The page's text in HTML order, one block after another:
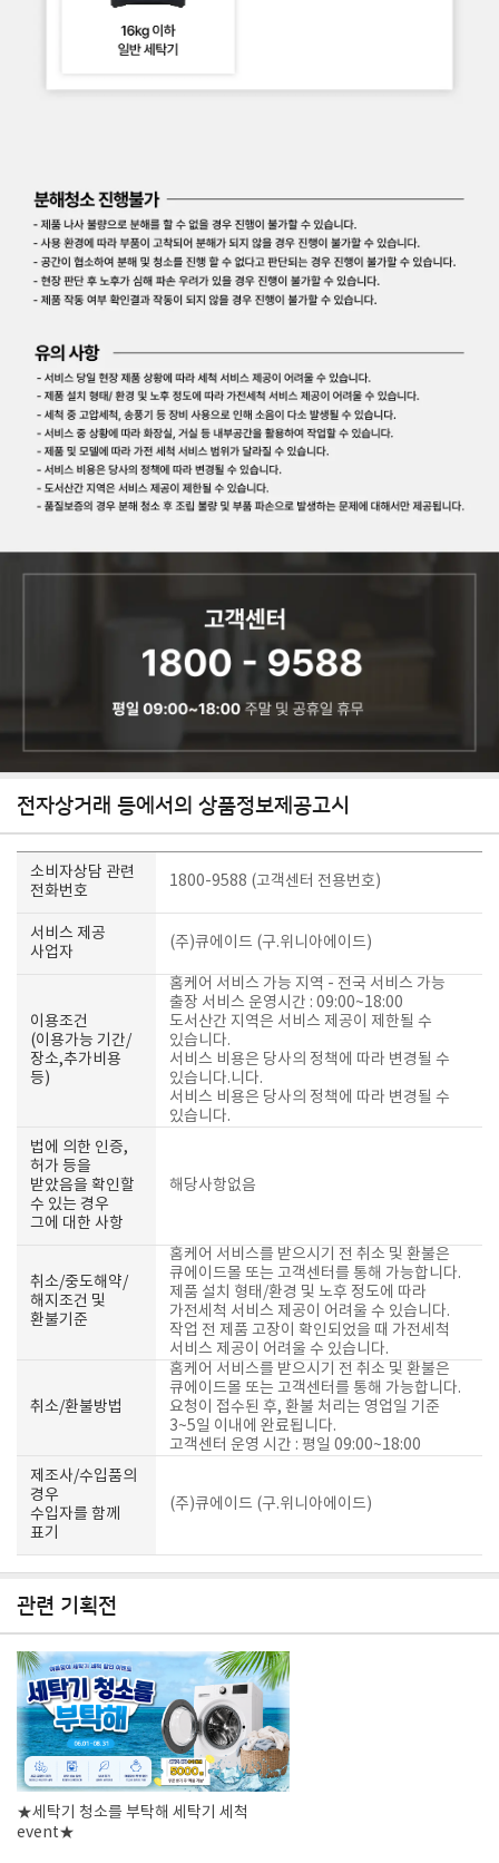
전자상거래 등에서의 상품정보제공고시
소비자상담 관련
전화번호
1800-9588 (고객센터 전용번호)
서비스 제공
사업자
(주)큐에이드 (구.위니아에이드)
이용조건
(이용가능 기간/
장소,추가비용
등)
홈케어 서비스 가능 지역 - 전국 서비스 가능
출장 서비스 운영시간 : 09:00~18:00
도서산간 지역은 서비스 제공이 제한될 수
있습니다.
서비스 비용은 당사의 정책에 따라 변경될 수
있습니다.니다.
서비스 비용은 당사의 정책에 따라 변경될 수
있습니다.
법에 의한 인증,
허가 등을
받았음을 확인할
수 있는 경우
그에 대한 사항
해당사항없음
취소/중도해약/
해지조건 및
환불기준
홈케어 서비스를 받으시기 전 취소 및 환불은
큐에이드몰 또는 고객센터를 통해 가능합니다.
제품 설치 형태/환경 및 노후 정도에 따라
가전세척 서비스 제공이 어려울 수 있습니다.
작업 전 제품 고장이 확인되었을 때 가전세척
서비스 제공이 어려울 수 있습니다.
취소/환불방법
홈케어 서비스를 받으시기 전 취소 및 환불은
큐에이드몰 또는 고객센터를 통해 가능합니다.
요청이 접수된 후, 환불 처리는 영업일 기준
3~5일 이내에 완료됩니다.
고객센터 운영 시간 : 평일 09:00~18:00
제조사/수입품의
경우
수입자를 함께
표기
(주)큐에이드 (구.위니아에이드)
관련 기획전
★세탁기 청소를 부탁해 세탁기 세척
event★